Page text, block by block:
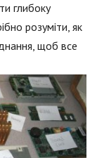
глибоку
розуміти, як
щоб все